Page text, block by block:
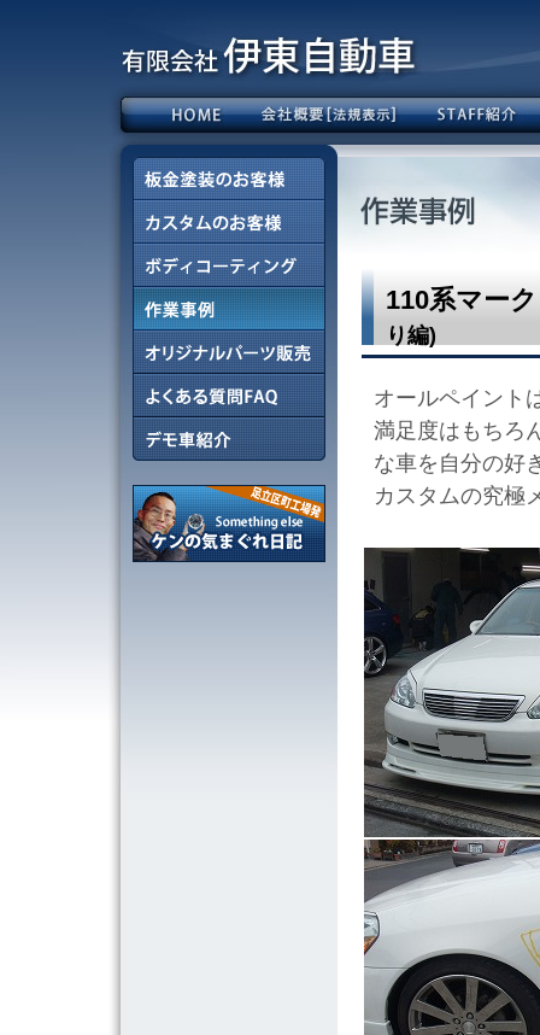
110系マー
り編)
オールペイント
満足度はもちろ
な車を自分の好
カスタムの究極